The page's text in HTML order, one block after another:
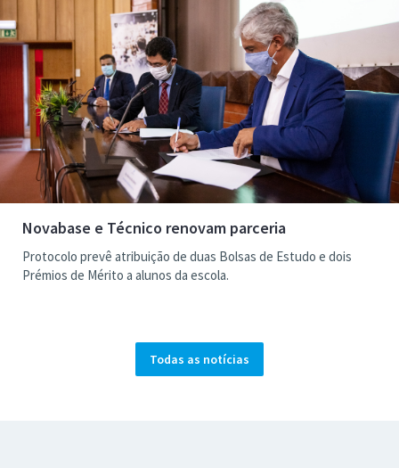
Novabase e Técnico renovam parceria
Protocolo prevê atribuição de duas Bolsas de Estudo e dois
Prémios de Mérito a alunos da escola.
Todas as notícias